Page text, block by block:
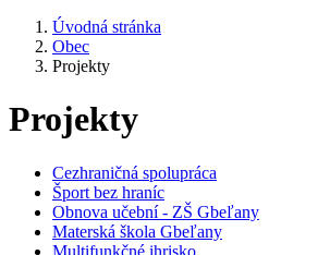
Úvodná stránka
Obec
Projekty
Projekty
Cezhraničná spolupráca
Šport bez hraníc
Obnova učební - ZŠ Gbeľany
Materská škola Gbeľany
Multifunkčné ihrisko